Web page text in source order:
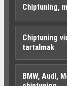
Chiptuning,
Chiptuning
tartalmak
BMW, Audi,